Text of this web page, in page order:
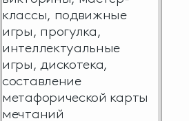
классы, подвижные
игры, прогулка,
интеллектуальные
игры, дискотека,
составление
метафорической карты
мечтаний